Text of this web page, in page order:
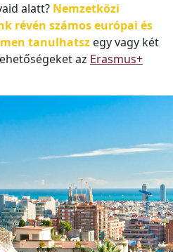
alatt? Nemzetközi
révén számos európai és
tanulhatsz egy vagy két
az Erasmus+